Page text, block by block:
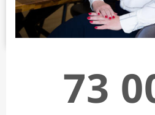
73